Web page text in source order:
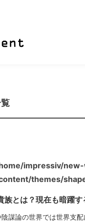
impressiv/
themes/
族とは？現在も暗躍す
謀論の世界では世界支